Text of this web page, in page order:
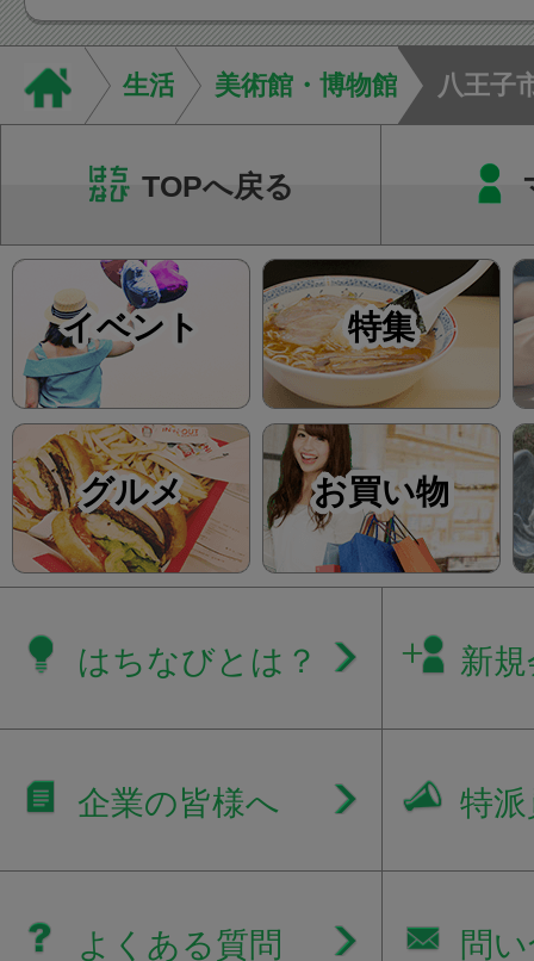
結！数多くの団体が
店街を舞台に最高の
生活 美術館・博物館 八王子
TOPへ戻る
イベント 特集
グルメ お買い物
はちなびとは？ 新
企業の皆様へ 特
よくある質問 問